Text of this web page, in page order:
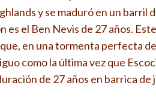
y se maduró en un barril
es el Ben Nevis de 27 años.
en una tormenta perfecta
como la última vez que
de 27 años en barrica de